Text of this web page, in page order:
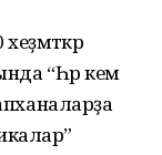
“Һәр кем